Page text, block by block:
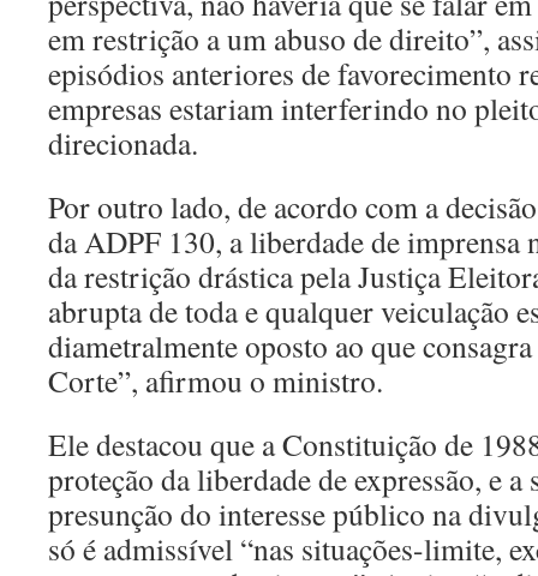
em restrição a um abuso de direito”,
episódios anteriores de favorecimento
empresas estariam interferindo no
direcionada.
Por outro lado, de acordo com a
da ADPF 130, a liberdade de imprensa
da restrição drástica pela Justiça
abrupta de toda e qualquer veiculação
diametralmente oposto ao que
Corte”, afirmou o ministro.
Ele destacou que a Constituição de
proteção da liberdade de expressão, e a
presunção do interesse público na
só é admissível “nas situações-limite,